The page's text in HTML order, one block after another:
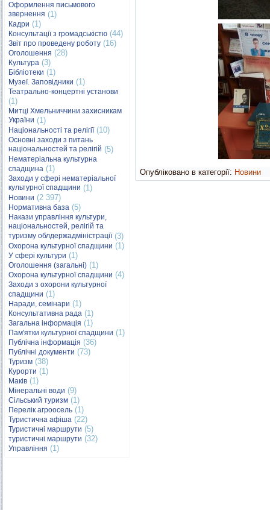
Оформлення письмового
звернення (1)
Кадри (1)
Консультації з громадськістю (44)
Звіт про проведену роботу (16)
Оголошення (28)
Культура (3)
Бібліотеки (1)
Музеї. Заповідники (1)
Театрально-концертні установи
(1)
Митці Хмельниччини захисникам
України (1)
Національності та релігії(10)
Основні заходи з питань
національностей та релігій (5)
Нематеріальна культурна
спадщина (1)
Заходи у сфері нематеріальної
культурної спадщини (1)
Новини (2 397)
Нормативна база (5)
Накази управління культури,
національностей, релігій та
туризму облдержадміністрації(3)
Охорона культурної спадщини (1)
У сфері культури (1)
Оголошення (загальні) (1)
Охорона культурної спадщини (4)
Заходи з охорони культурної
спадщини (1)
Наради, семінари (1)
Консультативна рада (1)
Загальна інформація (1)
Пам'ятки культурної спадщини (1)
Публічна інформація (36)
Публічні документи (73)
Туризм (38)
Курорти (1)
Маків (1)
Мінеральні води (9)
Сільський туризм (1)
Перелік агроосель (1)
Туристична афіша (22)
Туристичні маршрути (5)
туристичні маршрути (32)
Управління (1)
Опубліковано в категорії: Новини